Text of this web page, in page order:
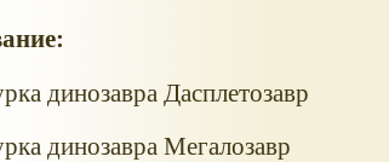
динозавра Дасплетозавр
динозавра Мегалозавр